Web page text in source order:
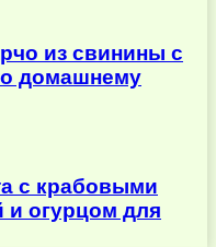
из свинины с
домашнему
с крабовыми
и огурцом для